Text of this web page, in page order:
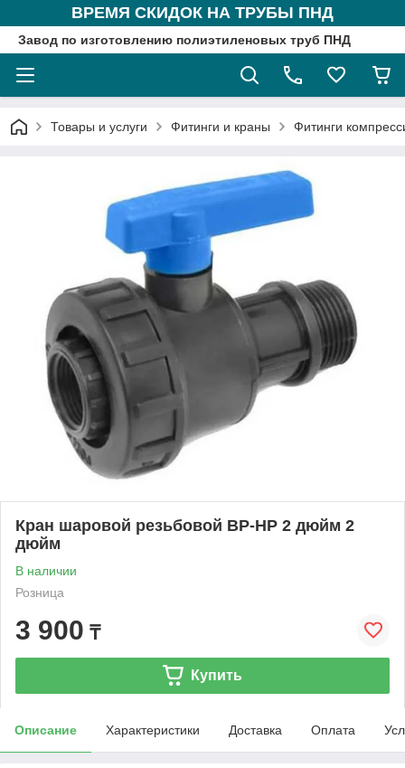
ВРЕМЯ СКИДОК НА ТРУБЫ ПНД
Завод по изготовлению полиэтиленовых труб ПНД
Товары и услуги Фитинги и краны Фитинги
Кран шаровой резьбовой ВР-НР 2 дюйм 2
дюйм
В наличии
Розница
3 900 ₸
Купить
Описание Характеристики Доставка Оплата